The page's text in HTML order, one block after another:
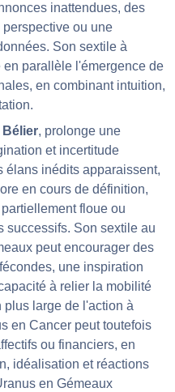
inattendues, des
ou une
Son sextile à
parallèle l'émergence de
en combinant intuition,
Bélier, prolonge une
et incertitude
élans inédits apparaissent,
en cours de définition,
floue ou
successifs. Son sextile au
peut encourager des
une inspiration
à relier la mobilité
large de l'action à
en Cancer peut toutefois
ou financiers, en
idéalisation et réactions
en Gémeaux